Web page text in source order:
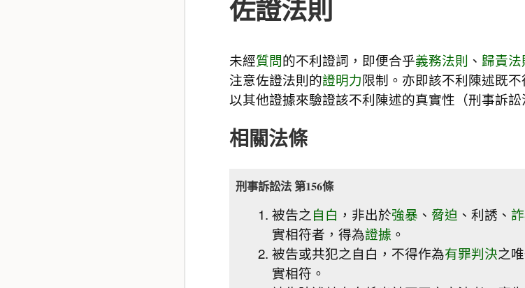
佐證法則
未經質問的不利證詞，即便合乎義務法則 、 歸責法
注意佐證法則的證明力限制。亦即該不利陳述既
以其他證據來驗證該不利陳述的真實性（刑事訴訟
相關法條
刑事訴訟法 第156條
被告之 自白 ，非出於強暴 、 脅迫 、利誘、
實相符者，得為證據 。
被告或共犯之自白，不得作為有罪判決之
實相符。